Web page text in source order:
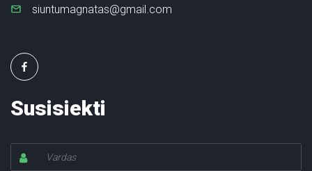
siuntumagnatas@gmail.com
Susisiekti